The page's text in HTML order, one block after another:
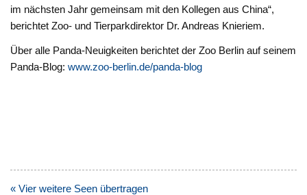
im nächsten Jahr gemeinsam mit den Kollegen aus China“,
berichtet Zoo- und Tierparkdirektor Dr. Andreas Knieriem.
Über alle Panda-Neuigkeiten berichtet der Zoo Berlin auf seinem
Panda-Blog:www.zoo-berlin.de/panda-blog
Beitragsnavigation
« Vier weitere Seen übertragen